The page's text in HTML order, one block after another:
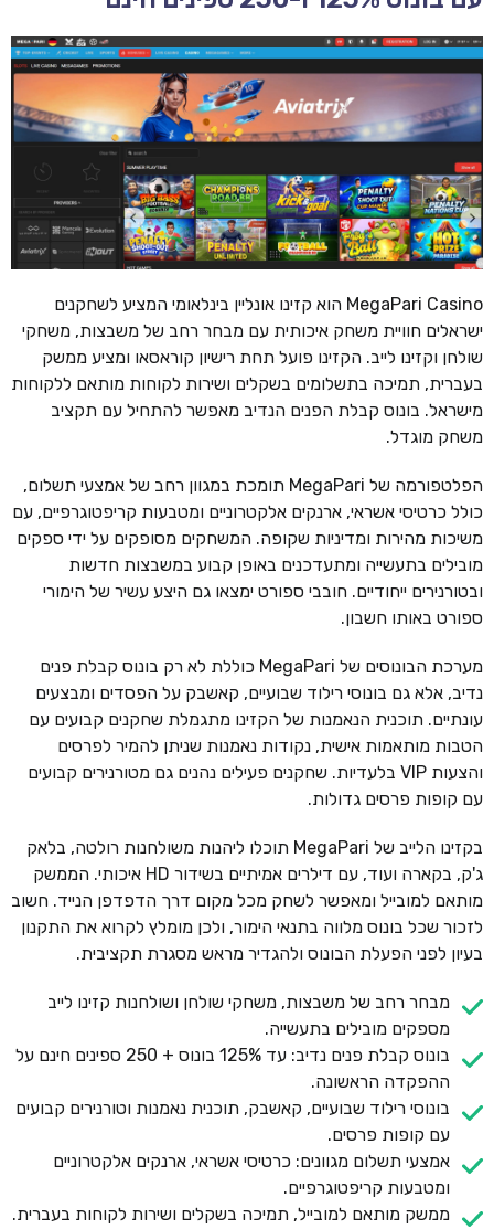
MegaPari Casino הוא קזינו אונליין בינלאומי המציע לשחקנים
ישראלים חוויית משחק איכותית עם מבחר רחב של משבצות, משחקי
שולחן וקזינו לייב. הקזינו פועל תחת רישיון קוראסאו ומציע ממשק
בעברית, תמיכה בתשלומים בשקלים ושירות לקוחות מותאם ללקוחות
מישראל. בונוס קבלת הפנים הנדיב מאפשר להתחיל עם תקציב
משחק מוגדל.
הפלטפורמה של MegaPari תומכת במגוון רחב של אמצעי תשלום,
כולל כרטיסי אשראי, ארנקים אלקטרוניים ומטבעות קריפטוגרפיים, עם
משיכות מהירות ומדיניות שקופה. המשחקים מסופקים על ידי ספקים
מובילים בתעשייה ומתעדכנים באופן קבוע במשבצות חדשות
ובטורנירים ייחודיים. חובבי ספורט ימצאו גם היצע עשיר של הימורי
ספורט באותו חשבון.
מערכת הבונוסים של MegaPari כוללת לא רק בונוס קבלת פנים
נדיב, אלא גם בונוסי רילוד שבועיים, קאשבק על הפסדים ומבצעים
עונתיים. תוכנית הנאמנות של הקזינו מתגמלת שחקנים קבועים עם
הטבות מותאמות אישית, נקודות נאמנות שניתן להמיר לפרסים
והצעות VIP בלעדיות. שחקנים פעילים נהנים גם מטורנירים קבועים
עם קופות פרסים גדולות.
בקזינו הלייב של MegaPari תוכלו ליהנות משולחנות רולטה, בלאק
ג'ק, בקארה ועוד, עם דילרים אמיתיים בשידור HD איכותי. הממשק
מותאם למובייל ומאפשר לשחק מכל מקום דרך הדפדפן הנייד. חשוב
לזכור שכל בונוס מלווה בתנאי הימור, ולכן מומלץ לקרוא את התקנון
בעיון לפני הפעלת הבונוס ולהגדיר מראש מסגרת תקציבית.
מבחר רחב של משבצות, משחקי שולחן ושולחנות קזינו לייב
מספקים מובילים בתעשייה.
בונוס קבלת פנים נדיב: עד 125% בונוס + 250 ספינים חינם על
ההפקדה הראשונה.
בונוסי רילוד שבועיים, קאשבק, תוכנית נאמנות וטורנירים קבועים
עם קופות פרסים.
אמצעי תשלום מגוונים: כרטיסי אשראי, ארנקים אלקטרוניים
ומטבעות קריפטוגרפיים.
ממשק מותאם למובייל, תמיכה בשקלים ושירות לקוחות בעברית.